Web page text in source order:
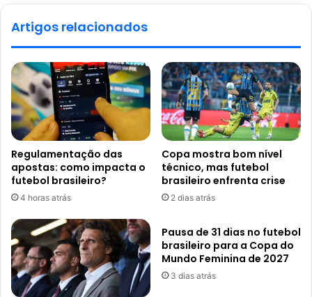
Artigos relacionados
Regulamentação das
apostas: como impacta o
futebol brasileiro?
4 horas atrás
Copa mostra bom nível
técnico, mas futebol
brasileiro enfrenta crise
2 dias atrás
Pausa de 31 dias no futebol
brasileiro para a Copa do
Mundo Feminina de 2027
3 dias atrás